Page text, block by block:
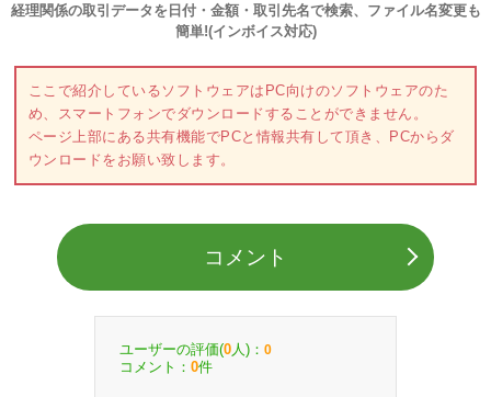
経理関係の取引データを日付・金額・取引先名で検索、ファイル名変更も
簡単!(インボイス対応)
ここで紹介しているソフトウェアはPC向けのソフトウェアのた
め、スマートフォンでダウンロードすることができません。
ページ上部にある共有機能でPCと情報共有して頂き、PCからダ
ウンロードをお願い致します。
コメント
ユーザーの評価(0 人)： 0
コメント： 0件